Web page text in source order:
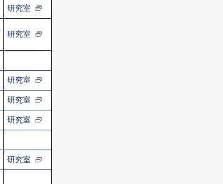
研究室
研究室
研究室
研究室
研究室
研究室